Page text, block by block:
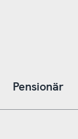
Pensionär